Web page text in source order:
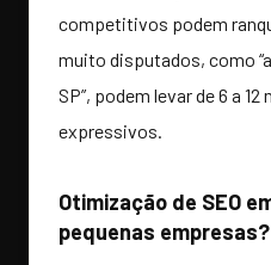
competitivos podem
muito disputados, como
SP”, podem levar de 6 a
expressivos.
Otimização de SEO
pequenas empresas?